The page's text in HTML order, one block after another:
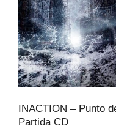
INACTION – Punto
Partida CD